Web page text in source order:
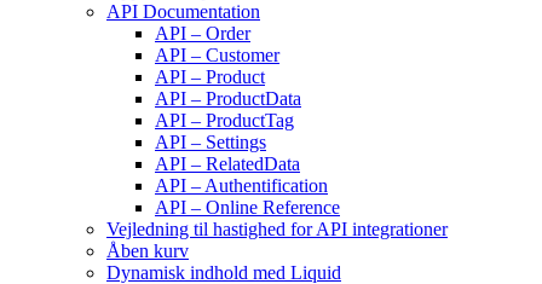
API Documentation
API – Order
API – Customer
API – Product
API – ProductData
API – ProductTag
API – Settings
API – RelatedData
API – Authentification
API – Online Reference
Vejledning til hastighed for API integrationer
Åben kurv
Dynamisk indhold med Liquid